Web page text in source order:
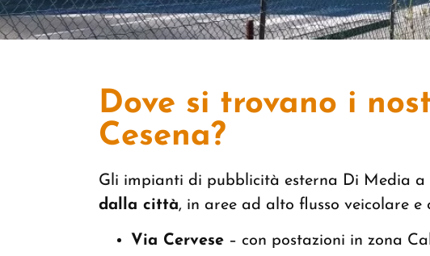
Dove si trovano i
Cesena?
Gli impianti di pubblicità esterna Di Media a
dalla città, in aree ad alto flusso veicolare e
Via Cervese – con postazioni in zona